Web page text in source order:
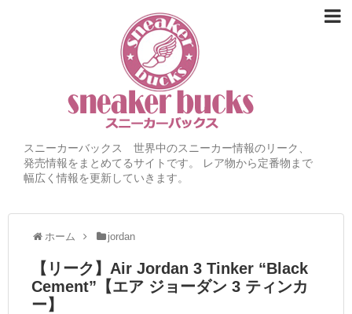
スニーカーバックス 世界中のスニーカー情報のリーク、
発売情報をまとめてるサイトです。 レア物から定番物まで
幅広く情報を更新していきます。
ホーム jordan
【リーク】Air Jordan 3 Tinker “Black
Cement”【エア ジョーダン 3 ティンカ
ー】